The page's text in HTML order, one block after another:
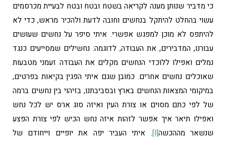
כי מדביר שנותן מענה לקריאה בשטח ובטח ובטח לבעיית מכרסמים
עשוי בהחלט להיתקל בנחשים וחובה לדעת ולהכיר מראש, כדי לא
להיתפס לא מוכן למפגש אפשרי. איתי סיפר על נחשים שעושים
עבורנו, המדבירים, את העבודה, לדוגמה: נחשילים שמסייעים כנגד
נמלים ואפילו ללוכדי הנחשים מקלים את העבודה זעמני מטבעות
שאוכלים נחשים אחרים. כמובן שגם איתי הפגין בקיאות בפרטים,
במיקומי המצאות הנחשים בארץ ובסביבתנו, בזיהוי בין נחשים ברמה
של לפי כתם מסוים או צורת העין ואיזה סוג ארס יש לכל נחש
ואפילו תיאר איך אפשר לזהות איזה נחש הכיש לפי צורת הפצע
שנשאר מההכשה[i] . איתי העביר יפה את יופיים וייחודם של